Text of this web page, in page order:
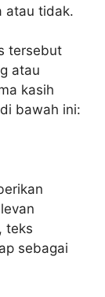
atau tidak.
tersebut
atau
kasih
bawah ini:
teks
sebagai